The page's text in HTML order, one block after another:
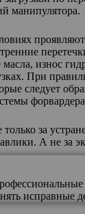
манипулятора.
масла, износ
При
следует
только за
А не за
исправные